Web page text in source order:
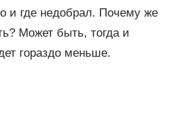
и где недобрал. Почему же
Может быть, тогда и
гораздо меньше.